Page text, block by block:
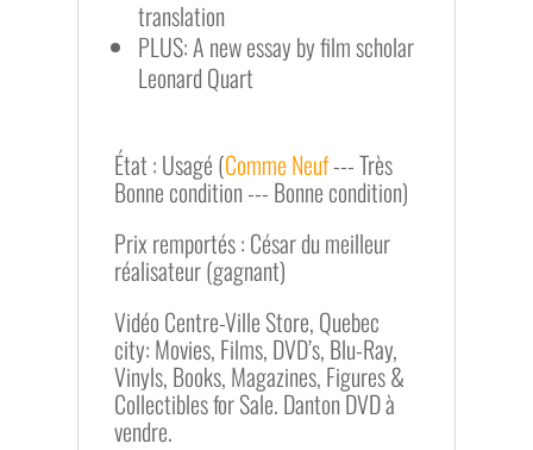
translation
PLUS: A new essay by film scholar
Leonard Quart
État : Usagé (Comme Neuf--- Très
Bonne condition --- Bonne condition)
Prix remportés : César du meilleur
réalisateur (gagnant)
Vidéo Centre-Ville Store, Quebec
city: Movies, Films, DVD’s, Blu-Ray,
Vinyls, Books, Magazines, Figures &
Collectibles for Sale. Danton DVD à
vendre.